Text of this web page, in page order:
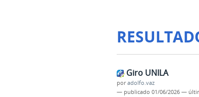
Giro UNILA
poradolfo.vaz
— publicado 01/06/2026 —